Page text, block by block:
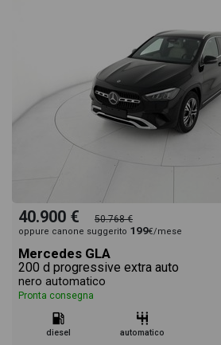
40.900 € 50.768 €
oppure canone suggerito 199€/mese
Mercedes GLA
200 d progressive extra auto
nero automatico
Pronta consegna
diesel automatico